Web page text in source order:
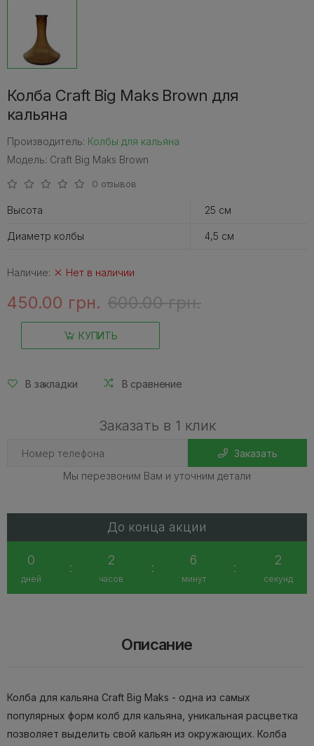
Колба Craft Big Maks Brown для
кальяна
Производитель: Колбы для кальяна
Модель: Craft Big Maks Brown
0 отзывов
Высота 25 см
Диаметр колбы 4,5 см
Наличие: Нет в наличии
450.00 грн. 600.00 грн.
КУПИТЬ
В закладки В сравнение
Заказать в 1 клик
Заказать
Мы перезвоним Вам и уточним детали
До конца акции
0
дней
:
2
часов
:
6
минут
:
2
секунд
Описание
Колба для кальяна Craft Big Maks - одна из самых
популярных форм колб для кальяна, уникальная расцветка
позволяет выделить свой кальян из окружающих. Колба